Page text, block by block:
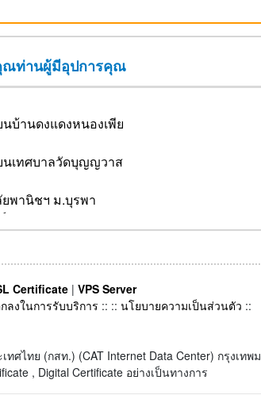
ท่านผู้มีอุปการคุณ
นเทศบาลวัดบุญญวาส
พานิชฯ ม.บุรพา
สถาบันสอนภาษา AIBC
Marketing
าครอินเทลลิเจ้นท์ จำกัด
.พัฒธนาชัย จำกัด
ควาติก เอ็นจิเนียริ่ง
Holiday Co.,Ltd.
Memorize Tour
Certificate | VPS Server
ลงในการรับบริการ :: :: นโยบายความเป็นส่วนตัว ::
ศไทย (กสท.) (CAT Internet Data Center) กรุงเท
, Digital Certificate อย่างเป็นทางการ